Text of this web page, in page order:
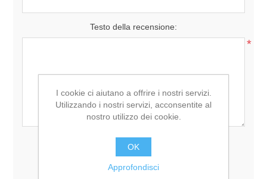
Testo della recensione:
*
Valutazione:
Eccellente
I cookie ci aiutano a offrire i nostri servizi.
Utilizzando i nostri servizi, acconsentite al
nostro utilizzo dei cookie.
OK
Approfondisci